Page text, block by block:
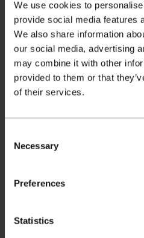
We use cookies to
provide social media features
We also share information
our social media, advertising
may combine it with other
provided to them or that
of their services.
Selection
Necessary
Preferences
Statistics
Kleinbroodmachines
Konig Combi Line KCL/
4676